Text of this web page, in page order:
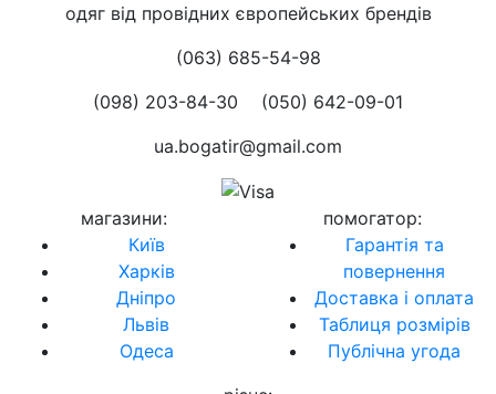
одяг від провідних європейських брендів
(063) 685-54-98
(098) 203-84-30
(050) 642-09-01
ua.bogatir@gmail.com
магазини:
Київ
Харків
Дніпро
Львів
Одеса
помогатор:
Гарантія та
повернення
Доставка і оплата
Таблиця розмірів
Публічна угода